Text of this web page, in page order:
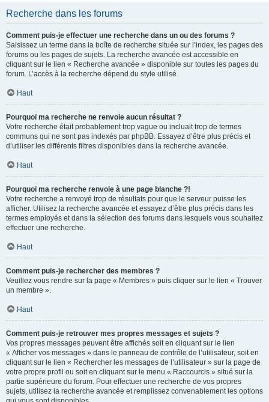
Recherche dans les forums
Comment puis-je effectuer une recherche dans un ou des forums ?
Saisissez un terme dans la boîte de recherche située sur l’index, les pages des
forums ou les pages de sujets. La recherche avancée est accessible en
cliquant sur le lien « Recherche avancée » disponible sur toutes les pages du
forum. L’accès à la recherche dépend du style utilisé.
Haut
Pourquoi ma recherche ne renvoie aucun résultat ?
Votre recherche était probablement trop vague ou incluait trop de termes
communs qui ne sont pas indexés par phpBB. Essayez d’être plus précis et
d’utiliser les différents filtres disponibles dans la recherche avancée.
Haut
Pourquoi ma recherche renvoie à une page blanche ?!
Votre recherche a renvoyé trop de résultats pour que le serveur puisse les
afficher. Utilisez la recherche avancée et essayez d’être plus précis dans les
termes employés et dans la sélection des forums dans lesquels vous souhaitez
effectuer une recherche.
Haut
Comment puis-je rechercher des membres ?
Veuillez vous rendre sur la page « Membres » puis cliquer sur le lien « Trouver
un membre ».
Haut
Comment puis-je retrouver mes propres messages et sujets ?
Vos propres messages peuvent être affichés soit en cliquant sur le lien
« Afficher vos messages » dans le panneau de contrôle de l’utilisateur, soit en
cliquant sur le lien « Rechercher les messages de l’utilisateur » sur la page de
votre propre profil ou soit en cliquant sur le menu « Raccourcis » situé sur la
partie supérieure du forum. Pour effectuer une recherche de vos propres
sujets, utilisez la recherche avancée et remplissez convenablement les options